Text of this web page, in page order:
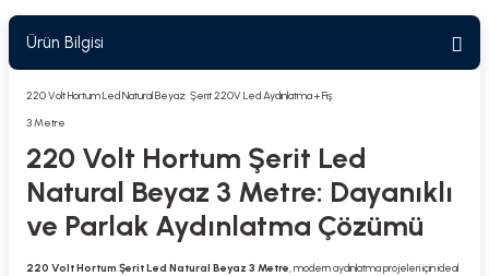
Ürün Bilgisi
220 Volt Hortum Led Natural Beyaz Şerit 220V Led Aydınlatma + Fiş
3 Metre
220 Volt Hortum Şerit Led
Natural Beyaz 3 Metre: Dayanıklı
ve Parlak Aydınlatma Çözümü
220 Volt Hortum Şerit Led Natural Beyaz 3 Metre, modern aydınlatma projeleri için ideal